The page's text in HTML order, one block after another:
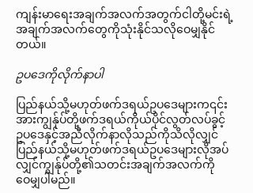
ကျန်းမာရေးအချက်အလက်အတွက်ငါတို့မင်းရဲ့
အချက်အလက်တွေကိုသုံးနိုင်သလိုဝေမျှနိုင်
တယ်။
ဥပဒေကိုလိုက်နာပါ
ပြည်နယ်သို့မဟုတ်ဖက်ဒရယ်ဥပဒေများက၎င်း
အားကျွန်ုပ်တို့ဖက်ဒရယ်ကိုယ်ပိုင်လွတ်လပ်ခွင့်
ဥပဒေနှင့်အညီလိုက်နာလိုသည်ကိုသိလိုလျှင်
ပြည်နယ်သို့မဟုတ်ဖက်ဒရယ်ဥပဒေများလိုအပ်
လျှင်ကျွန်ုပ်တို့၏သတင်းအချက်အလက်ကို
ဝေမျှပါမည်။